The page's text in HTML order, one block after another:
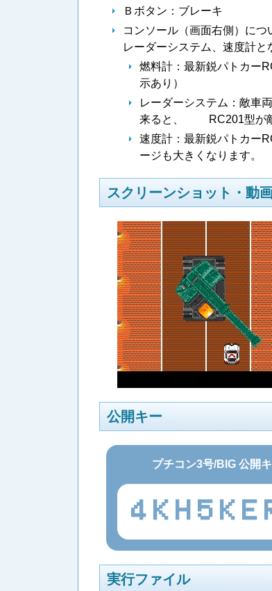
Ｂボタン：ブレーキ
コンソール（画面右側）に
レーダーシステム、速度計と
燃料計：最新鋭パトカー
示あり）
レーダーシステム：敵車
来ると、 RC201型が敵
速度計：最新鋭パトカー
ージも大きくなります。
スクリーンショット・動
公開キー
プチコン3号/BIG 公開
実行ファイル